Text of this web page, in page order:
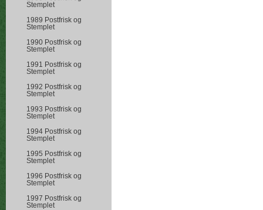
Stemplet
1989 Postfrisk og
Stemplet
1990 Postfrisk og
Stemplet
1991 Postfrisk og
Stemplet
1992 Postfrisk og
Stemplet
1993 Postfrisk og
Stemplet
1994 Postfrisk og
Stemplet
1995 Postfrisk og
Stemplet
1996 Postfrisk og
Stemplet
1997 Postfrisk og
Stemplet